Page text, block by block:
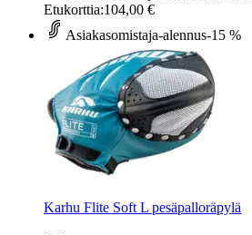
Etukorttia:104,00 €
Asiakasomistaja-alennus-15 %
Karhu Flite Soft L pesäpalloräpylä